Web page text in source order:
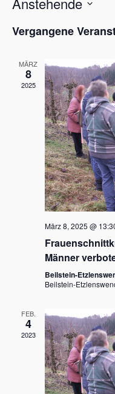
wählen.
Vergangene
MÄRZ
8
2025
März 8, 2025 @
Männer
Beilstein-
Beilstein-
FEB.
4
2023